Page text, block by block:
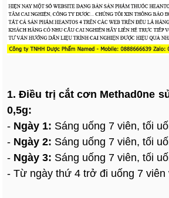
1. Điều trị cắt cơn Methad0ne
0,5g:
- Ngày 1: Sáng uống 7 viên, tối
- Ngày 2: Sáng uống 7 viên, tối
- Ngày 3: Sáng uống 7 viên, tối
- Từ ngày thứ 4 trở đi uống 7 viên